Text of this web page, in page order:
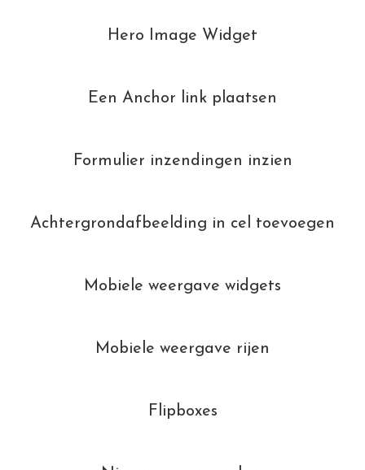
Hero Image Widget
Een Anchor link plaatsen
Formulier inzendingen inzien
Achtergrondafbeelding in cel toevoegen
Mobiele weergave widgets
Mobiele weergave rijen
Flipboxes